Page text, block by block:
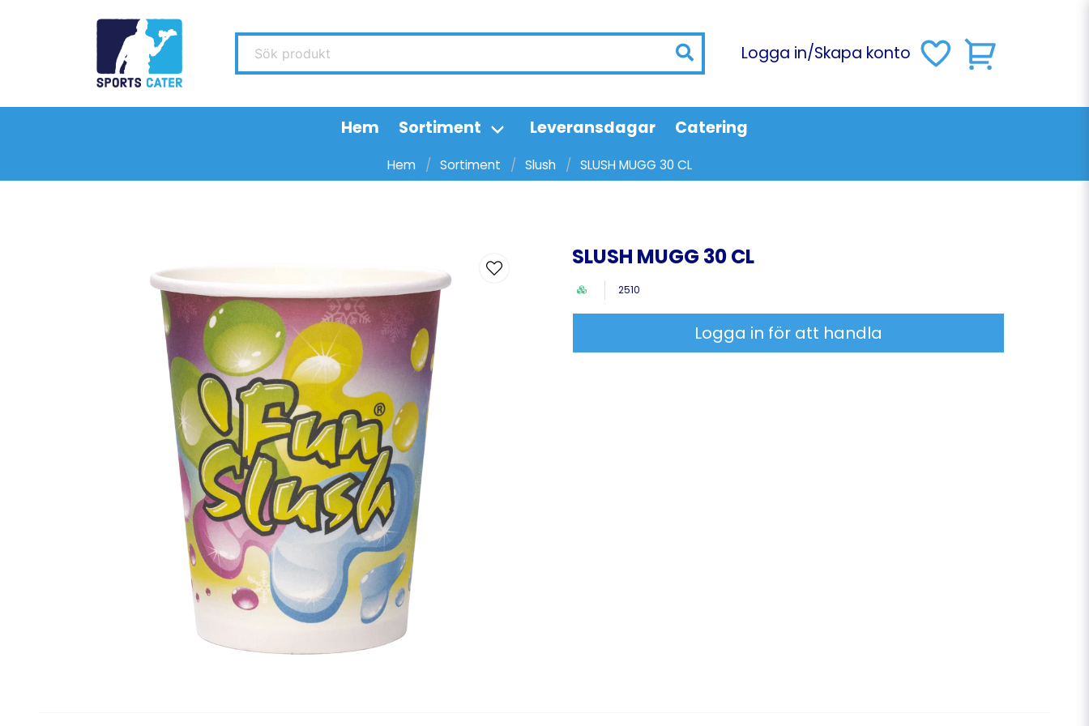
Sök produkt Logga in/Skapa konto
Hem Sortiment Leveransdagar Catering
Hem Sortiment Slush SLUSH MUGG 30 CL
SLUSH MUGG 30 CL
2510
Logga in för att handla